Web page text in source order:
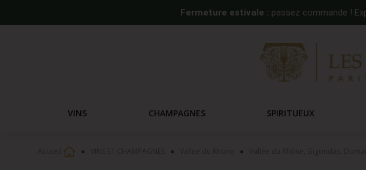
Fermeture estivale : passez commande !
VINS CHAMPAGNES SPIRITUEUX